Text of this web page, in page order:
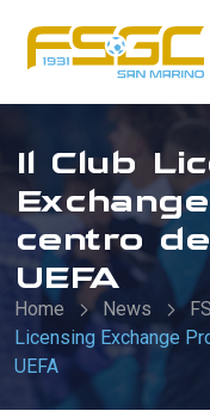
Il Club
centro
UEFA
Home News
Licensing Exchange
UEFA